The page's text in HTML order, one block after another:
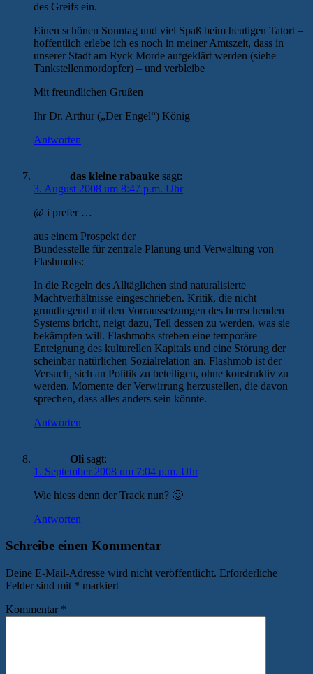
des Greifs ein.
Einen schönen Sonntag und viel Spaß beim heutigen Tatort –
hoffentlich erlebe ich es noch in meiner Amtszeit, dass in
unserer Stadt am Ryck Morde aufgeklärt werden (siehe
Tankstellenmordopfer) – und verbleibe
Mit freundlichen Grußen
Ihr Dr. Arthur („Der Engel“) König
Antworten
das kleine rabauke sagt:
3. August 2008 um 8:47 p.m. Uhr
@ i prefer …
aus einem Prospekt der
Bundesstelle für zentrale Planung und Verwaltung von
Flashmobs:
In die Regeln des Alltäglichen sind naturalisierte
Machtverhältnisse eingeschrieben. Kritik, die nicht
grundlegend mit den Vorraussetzungen des herrschenden
Systems bricht, neigt dazu, Teil dessen zu werden, was sie
bekämpfen will. Flashmobs streben eine temporäre
Enteignung des kulturellen Kapitals und eine Störung der
scheinbar natürlichen Sozialrelation an. Flashmob ist der
Versuch, sich an Politik zu beteiligen, ohne konstruktiv zu
werden. Momente der Verwirrung herzustellen, die davon
sprechen, dass alles anders sein könnte.
Antworten
Oli sagt:
1. September 2008 um 7:04 p.m. Uhr
Wie hiess denn der Track nun? 🙂
Antworten
Schreibe einen Kommentar
Deine E-Mail-Adresse wird nicht veröffentlicht. Erforderliche
Felder sind mit * markiert
Kommentar *